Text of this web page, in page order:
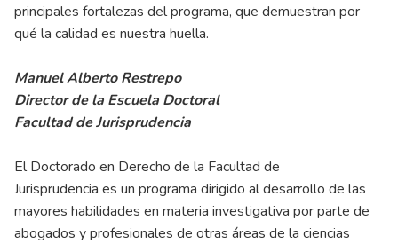
principales fortalezas del programa, que demuestran por
qué la calidad es nuestra huella.
Manuel Alberto Restrepo
Director de la Escuela Doctoral
Facultad de Jurisprudencia
ElDoctorado en Derecho de la Facultad de
Jurisprudencia es un programa dirigido al desarrollo de las
mayores habilidades en materia investigativa por parte de
abogados y profesionales de otras áreas de la ciencias